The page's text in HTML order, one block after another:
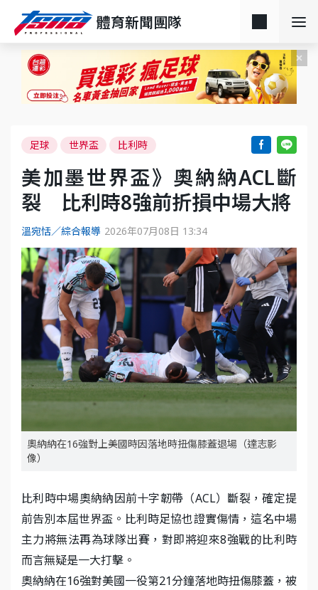
體育新聞團隊
足球 世界盃 比利時
美加墨世界盃》奧納納ACL斷
裂 比利時8強前折損中場大將
溫宛恬／綜合報導 2026年07月08日 13:34
奧納納在16強對上美國時因落地時扭傷膝蓋退場（達志影
像）
比利時中場奧納納因前十字韌帶（ACL）斷裂，確定提
前告別本屆世界盃。比利時足協也證實傷情，這名中場
主力將無法再為球隊出賽，對即將迎來8強戰的比利時
而言無疑是一大打擊。
奧納納在16強對美國一役第21分鐘落地時扭傷膝蓋，被